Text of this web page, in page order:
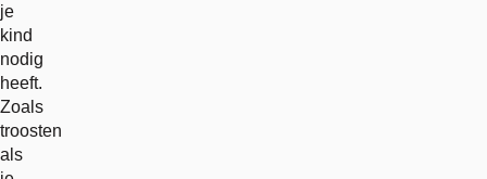
je
kind
nodig
heeft.
Zoals
troosten
als